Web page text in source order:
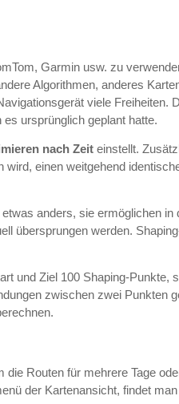
Garmin usw. zu
Algorithmen, anderes
viele Freiheiten.
ursprünglich geplant hatte.
nach Zeit einstellt.
einen weitgehend
anders, sie ermöglichen in
übersprungen werden.
und Ziel 100 Shaping-Punkte,
zwischen zwei Punkten
Routen für mehrere Tage
der Kartenansicht, findet